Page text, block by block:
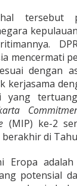
tersebut
mencermati
dengan
kerjasama
yang
(MIP) ke-2
di
Eropa
potensial